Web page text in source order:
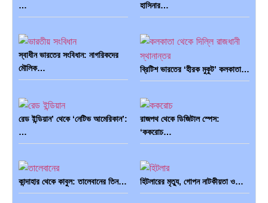
…
হাসিনার…
স্বাধীন ভারতের সংবিধান: নাগরিকদের
মৌলিক…
ব্রিটিশ ভারতের ‘হীরক মুকুট’ কলকাতা…
রেড ইন্ডিয়ান’ থেকে ‘নেটিভ আমেরিকান’:
…
রাজপথ থেকে ডিজিটাল স্পেস:
‘ককরোচ…
কান্দাহার থেকে কাবুল: তালেবানের তিন… হিটলারের মৃত্যু, গোপন নাটকীয়তা ও…